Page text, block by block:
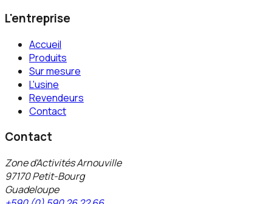
L'entreprise
Accueil
Produits
Sur mesure
L'usine
Revendeurs
Contact
Contact
Zone d'Activités Arnouville
97170 Petit-Bourg
Guadeloupe